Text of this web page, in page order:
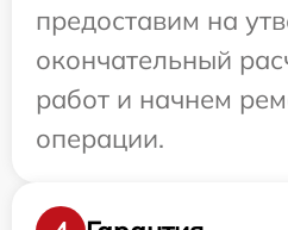
предоставим на
окончательный
работ и начнем
операции.